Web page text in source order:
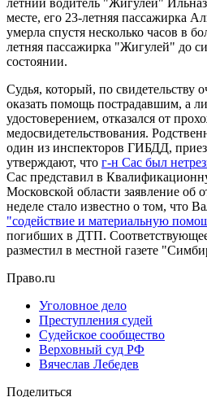
месте, его 23-летняя пассажирка
умерла спустя несколько часов в
летняя пассажирка "Жигулей" до
состоянии.
Судья, который, по свидетельству
оказать помощь пострадавшим, а
удостоверением, отказался от
медосвидетельствования.
один из инспекторов ГИБДД,
утверждают, что г-н Сас был
Сас представил в
Московской области заявление об
неделе стало известно о том, что
"содействие и материальную
погибших в ДТП.
разместил в местной газете
Право.ru
Уголовное дело
Преступления судей
Судейское сообщество
Верховный суд РФ
Вячеслав Лебедев
Поделиться